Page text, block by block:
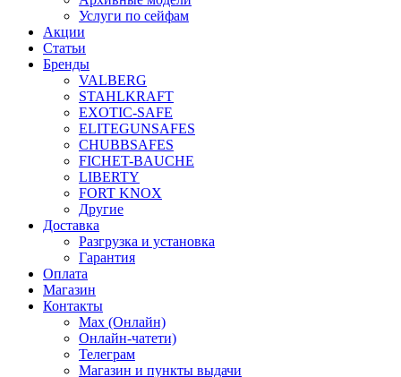
Услуги по сейфам
Акции
Статьи
Бренды
VALBERG
STAHLKRAFT
EXOTIC-SAFE
ELITEGUNSAFES
CHUBBSAFES
FICHET-BAUCHE
LIBERTY
FORT KNOX
Другие
Доставка
Разгрузка и установка
Гарантия
Оплата
Магазин
Контакты
Max (Онлайн)
Онлайн-чатети)
Телеграм
Магазин и пункты выдачи